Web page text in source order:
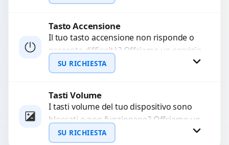
alta qualità garantiti per 3...
Richiedi Preventivo
WhatsApp
Tasto Accensione
Il tuo tasto accensione non risponde o
presenta difficoltà? Offriamo un servizio
professionale di riparazione o
sostituzione utilizzando componenti di...
SU RICHIESTA
Richiedi Preventivo
WhatsApp
Tasti Volume
I tasti volume del tuo dispositivo sono
bloccati o non funzionano? Offriamo un
servizio di riparazione o sostituzione
SU RICHIESTA